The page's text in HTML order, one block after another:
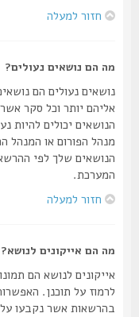
חזור למעלה
מה הם נושאים נעולים?
נושאים נעולים הם נושאים
אליהם יותר וכל סקר אשר הם
הנושאים יכולים להיות
מנהל הפורום או המנהל
הנושאים שלך לפי
המערכת.
חזור למעלה
מה הם אייקונים לנושא?
אייקונים לנושא הם תמונות
לרמוז על תוכנן. האפשרות
בהרשאות אשר נקבעו על-